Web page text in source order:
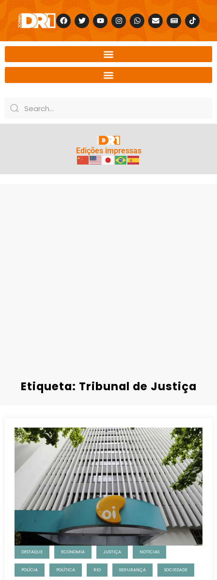
Edições impressas
Etiqueta: Tribunal de Justiça
DESTAQUE ECONOMIA JUSTIÇA NOTÍCIAS
POLÍCIA POLÍTICA RIO SEGURANÇA SOCIEDADE